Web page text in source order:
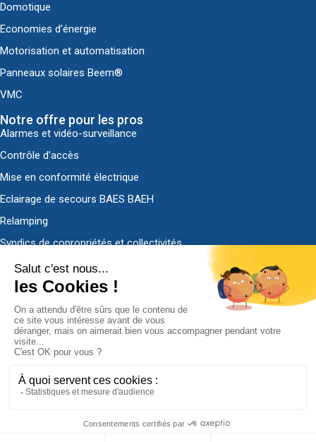
Domotique
Economies d’énergie
Motorisation et automatisation
Panneaux solaires Beem®
VMC
Notre offre pour les pros
Alarmes et vidéo-surveillance
Contrôle d’accès
Mise en conformité électrique
Eclairage de secours BAES BAEH
Relamping
Syndics de copropriétés et collectivités
Découvrir ADS-EL
Qui sommes-nous ?
Nous contacter
Demander un devis
Politique de confidentialité
ADS-EL, tous droits réservés. 2022